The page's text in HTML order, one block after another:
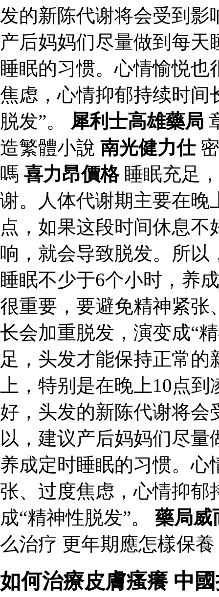
发的新陈代谢将会受到影
产后妈妈们尽量做到每
睡眠的习惯。心情愉悦
焦虑，心情抑郁持续时间
脱发”。 犀利士高雄藥局
造繁體小說 南光健力仕
嗎 喜力昂價格睡眠充足
谢。人体代谢期主要在晚
点，如果这段时间休息
响，就会导致脱发。所以
睡眠不少于6个小时，养
很重要，要避免精神紧张
长会加重脱发，演变成“
足，头发才能保持正常
上，特别是在晚上10点
好，头发的新陈代谢将会
以，建议产后妈妈们尽
养成定时睡眠的习惯。
张、过度焦虑，心情抑郁
成“精神性脱发”。 藥局威
么治疗 更年期應怎樣保養
如何治療皮膚瘙癢 中